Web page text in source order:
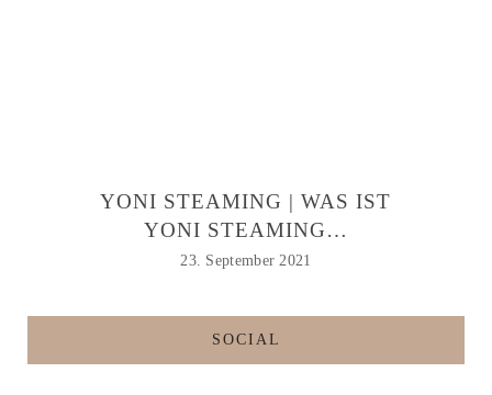
YONI STEAMING | WAS IST
YONI STEAMING…
23. September 2021
SOCIAL